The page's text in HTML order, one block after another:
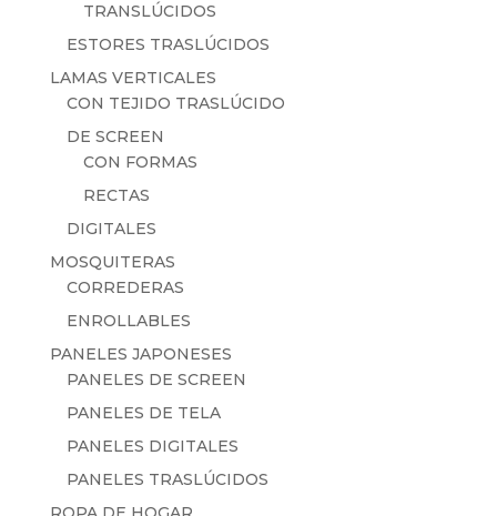
TRANSLÚCIDOS
ESTORES TRASLÚCIDOS
LAMAS VERTICALES
CON TEJIDO TRASLÚCIDO
DE SCREEN
CON FORMAS
RECTAS
DIGITALES
MOSQUITERAS
CORREDERAS
ENROLLABLES
PANELES JAPONESES
PANELES DE SCREEN
PANELES DE TELA
PANELES DIGITALES
PANELES TRASLÚCIDOS